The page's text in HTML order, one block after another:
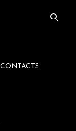
CONTACTS